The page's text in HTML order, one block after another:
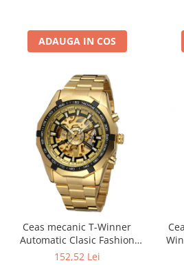
ADAUGA IN COS
Ceas mecanic T-Winner
Automatic Clasic Fashion
Auriu
152,52 Lei